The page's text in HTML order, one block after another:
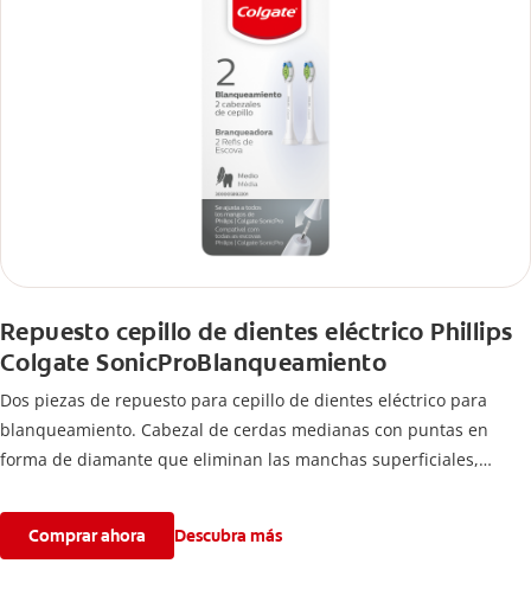
Repuesto cepillo de dientes eléctrico Phillips
Colgate SonicProBlanqueamiento
Dos piezas de repuesto para cepillo de dientes eléctrico para
blanqueamiento. Cabezal de cerdas medianas con puntas en
forma de diamante que eliminan las manchas superficiales,
Comprar ahora Descubra más